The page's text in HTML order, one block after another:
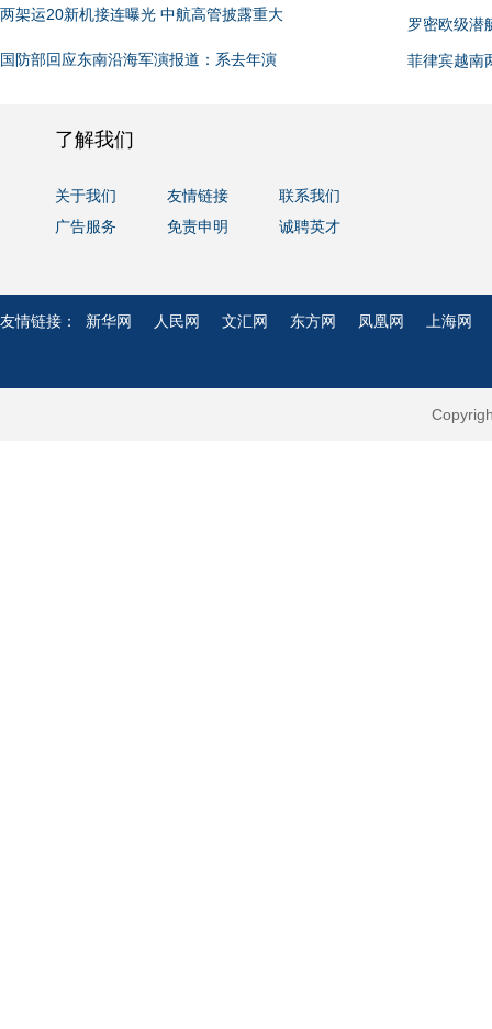
两架运20新机接连曝光 中航高管披露重大
国防部回应东南沿海军演报道：系去年演
罗密欧级潜
菲律宾越南
了解我们
关于我们 友情链接
联系我们
广告服务
免责申明 诚聘英才
友情链接： 新华网 人民网 文汇网 东方网 凤凰网 上海网